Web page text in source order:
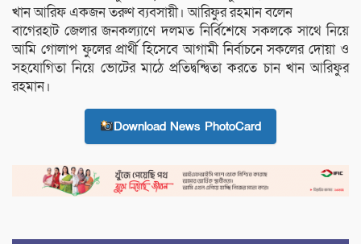
খান আরিফ একজন তরুণ ব্যবসায়ী। আরিফুর রহমান বলেন
বাগেরহাট জেলার জনকল্যাণে দলমত নির্বিশেষে সকলকে সাথে নিয়ে
আমি গোলাপ ফুলের প্রার্থী হিসেবে আগামী নির্বাচনে সকলের দোয়া ও
সহযোগিতা নিয়ে ভোটের মাঠে প্রতিদ্বন্দ্বিতা করতে চান খান আরিফুর
রহমান।
Download News PhotoCard